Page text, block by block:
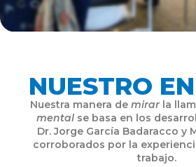
NUESTRO
Nuestra manera de mirar la
mentalse basa en los
Dr. Jorge García Badaracco y
corroborados por la
trabajo.